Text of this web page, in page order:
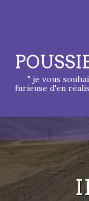
" je vous
furieuse d'en